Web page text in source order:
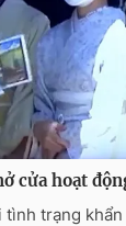
cửa hoạt
tình trạng